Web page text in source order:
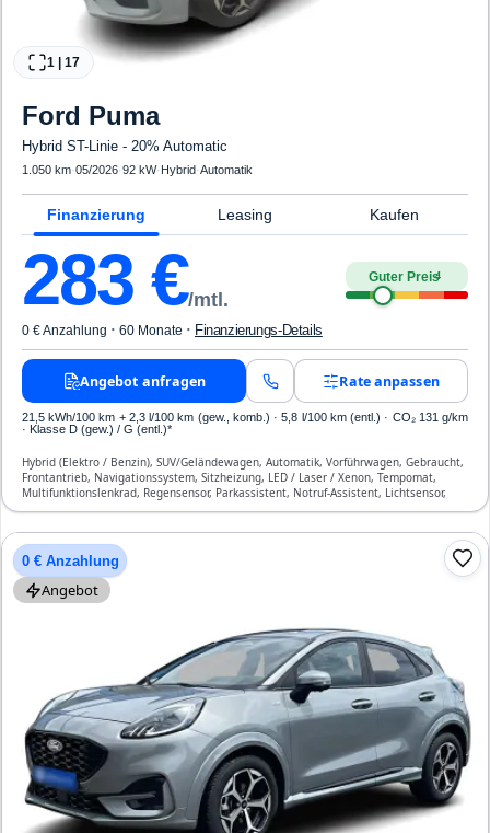
1 17
Ford Puma
Hybrid ST-Linie - 20% Automatic
1.050 km·05/2026·92 kW· Hybrid·Automatik
Finanzierung Leasing Kaufen
283 €/mtl.
Guter Preis4
0 € Anzahlung · 60 Monate · Finanzierungs-Details
Angebot anfragen Rate anpassen
21,5 kWh/100 km + 2,3 l/100 km (gew., komb.) · 5,8 l/100 km (entl.) · CO₂ 131 g/km
· Klasse D (gew.) / G (entl.)*
Hybrid (Elektro / Benzin), SUV/Geländewagen, Automatik, Vorführwagen, Gebraucht,
Frontantrieb, Navigationssystem, Sitzheizung, LED / Laser / Xenon, Tempomat,
Multifunktionslenkrad, Regensensor, Parkassistent, Notruf-Assistent, Lichtsensor,
Start/Stopp-Automatik, Bluetooth, Freisprecheinrichtung, Verkehrszeichen-
0 € Anzahlung
Angebot